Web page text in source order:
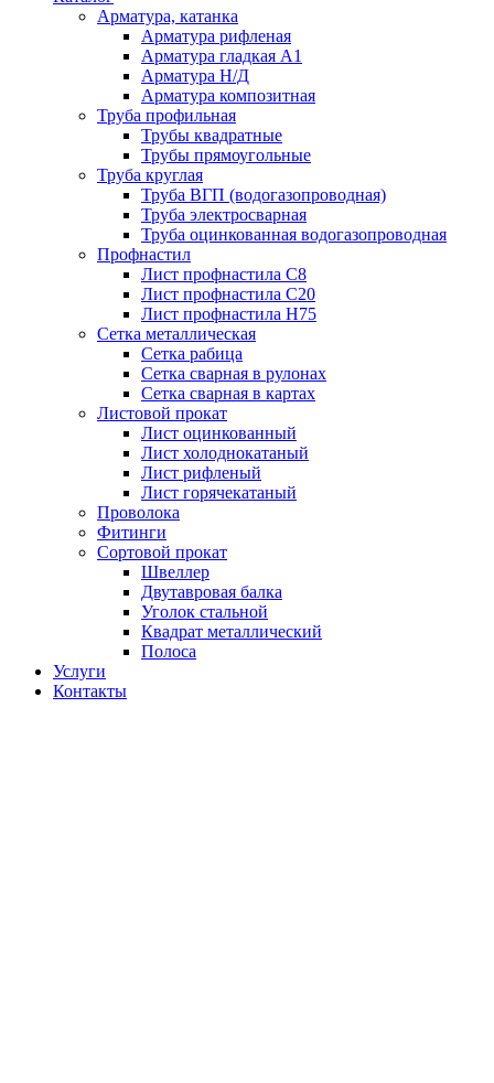
Арматура, катанка
Арматура рифленая
Арматура гладкая A1
Арматура Н/Д
Арматура композитная
Труба профильная
Трубы квадратные
Трубы прямоугольные
Труба круглая
Труба ВГП (водогазопроводная)
Труба электросварная
Труба оцинкованная водогазопроводная
Профнастил
Лист профнастила С8
Лист профнастила С20
Лист профнастила Н75
Сетка металлическая
Сетка рабица
Сетка сварная в рулонах
Сетка сварная в картах
Листовой прокат
Лист оцинкованный
Лист холоднокатаный
Лист рифленый
Лист горячекатаный
Проволока
Фитинги
Сортовой прокат
Швеллер
Двутавровая балка
Уголок стальной
Квадрат металлический
Полоса
Услуги
Контакты